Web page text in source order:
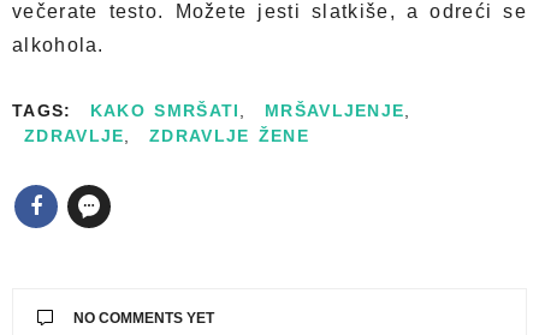
večerate testo. Možete jesti slatkiše, a odreći se
alkohola.
TAGS: KAKO SMRŠATI, MRŠAVLJENJE,
ZDRAVLJE, ZDRAVLJE ŽENE
NO COMMENTS YET